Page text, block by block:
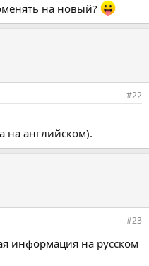
на новый?
#22
на английском).
#23
информация на русском